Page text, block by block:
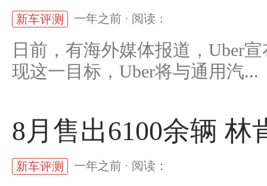
新车评测 一年之前 · 阅读：
日前，有海外媒体报道，Uber
现这一目标，Uber将与通用汽...
8月售出6100余辆
新车评测 一年之前 · 阅读：